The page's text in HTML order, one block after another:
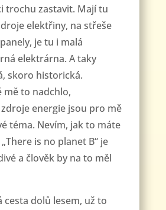
trochu zastavit. Mají tu
elektřiny, na střeše
je tu i malá
elektrárna. A taky
skoro historická.
mě to nadchlo,
energie jsou pro mě
téma. Nevím, jak to máte
is no planet B“ je
a člověk by na to měl
cesta dolů lesem, už to